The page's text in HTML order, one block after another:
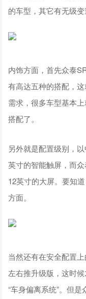
的车型，其它有无级
内饰方面，首先众泰
有高达五种的搭配，
需求，很多车型基本
搭配了。
另外就是配置级别，
英寸的智能触屏，而
12英寸的大屏。要知
方面。
当然还有在安全配置
左右推升级版，这时候
“车身偏离系统”。但